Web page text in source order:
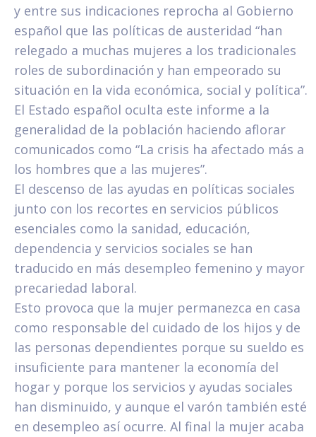
y entre sus indicaciones reprocha al Gobierno
español que las políticas de austeridad “han
relegado a muchas mujeres a los tradicionales
roles de subordinación y han empeorado su
situación en la vida económica, social y política”.
El Estado español oculta este informe a la
generalidad de la población haciendo aflorar
comunicados como “La crisis ha afectado más a
los hombres que a las mujeres”.
El descenso de las ayudas en políticas sociales
junto con los recortes en servicios públicos
esenciales como la sanidad, educación,
dependencia y servicios sociales se han
traducido en más desempleo femenino y mayor
precariedad laboral.
Esto provoca que la mujer permanezca en casa
como responsable del cuidado de los hijos y de
las personas dependientes porque su sueldo es
insuficiente para mantener la economía del
hogar y porque los servicios y ayudas sociales
han disminuido, y aunque el varón también esté
en desempleo así ocurre. Al final la mujer acaba